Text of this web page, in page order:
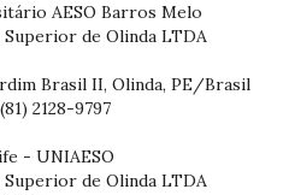
AESO Barros Melo
Superior de Olinda LTDA
Brasil II, Olinda, PE/Brasil
2128-9797
- UNIAESO
Superior de Olinda LTDA